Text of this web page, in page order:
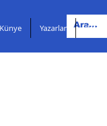
Künye Yazarlar İletişim